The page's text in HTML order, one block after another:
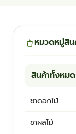
หมวดหมู่สิน
สินค้าทั้งหมด
ชาดอกไม้
ชาผลไม้